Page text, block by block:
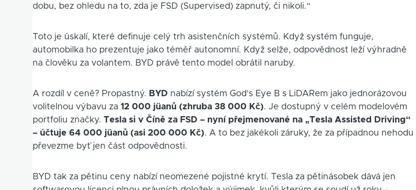
dobu, bez ohledu na to, zda je FSD (Supervised) zapnutý, či nikoli.“
Toto je úskalí, které definuje celý trh asistenčních systémů. Když systém funguje,
automobilka ho prezentuje jako téměř autonomní. Když selže, odpovědnost leží výhradně
na člověku za volantem. BYD právě tento model obrátil naruby.
A rozdíl v ceně? Propastný. BYD nabízí systém God's Eye B s LiDARem jako jednorázovou
volitelnou výbavu za12 000 jüanů (zhruba 38 000 Kč). Je dostupný v celém modelovém
portfoliu značky.Tesla si v Číně za FSD – nyní přejmenované na „Tesla Assisted Driving“
– účtuje 64 000 jüanů (asi 200 000 Kč). A to bez jakékoli záruky, že za případnou nehodu
převezme byť jen část odpovědnosti.
BYD tak za pětinu ceny nabízí neomezené pojistné krytí. Tesla za pětinásobek dává jen